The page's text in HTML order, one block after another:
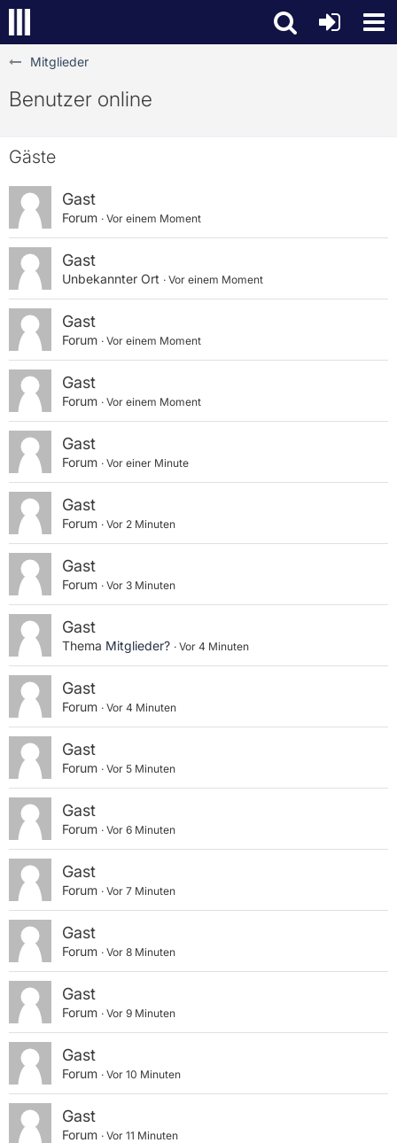
Mitglieder
Benutzer online
Gäste
Gast
Forum Vor einem Moment
Gast
Unbekannter Ort Vor einem Moment
Gast
Forum Vor einem Moment
Gast
Forum Vor einem Moment
Gast
Forum Vor einer Minute
Gast
Forum Vor 2 Minuten
Gast
Forum Vor 3 Minuten
Gast
Thema Mitglieder? Vor 4 Minuten
Gast
Forum Vor 4 Minuten
Gast
Forum Vor 5 Minuten
Gast
Forum Vor 6 Minuten
Gast
Forum Vor 7 Minuten
Gast
Forum Vor 8 Minuten
Gast
Forum Vor 9 Minuten
Gast
Forum Vor 10 Minuten
Gast
Forum Vor 11 Minuten